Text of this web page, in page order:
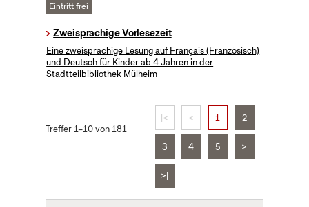
Eintritt frei
Zweisprachige Vorlesezeit
Eine zweisprachige Lesung auf Français (Französisch)
und Deutsch für Kinder ab 4 Jahren in der
Stadtteilbibliothek Mülheim
Treffer 1–10 von 181
|< < 1 2
3 4 5 >
>|